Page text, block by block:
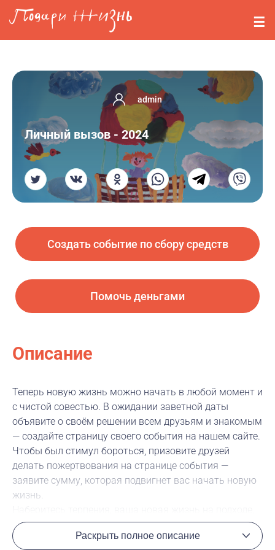
Перейти к основному содержанию
События
О нас
Вопросы
Войти
Регистрация
admin
Личный вызов - 2024
Создать событие по сбору средств
Помочь деньгами
Описание
Теперь новую жизнь можно начать в любой момент и
с чистой совестью. В ожидании заветной даты
объявите о своём решении всем друзьям и знакомым
— создайте страницу своего события на нашем сайте.
Чтобы был стимул бороться, призовите друзей
делать пожертвования на странице события —
заявите сумму, которая подвигнет вас начать новую
жизнь.
надо только дождаться, пока все деньги будут
собраны.
Раскрыть полное описание